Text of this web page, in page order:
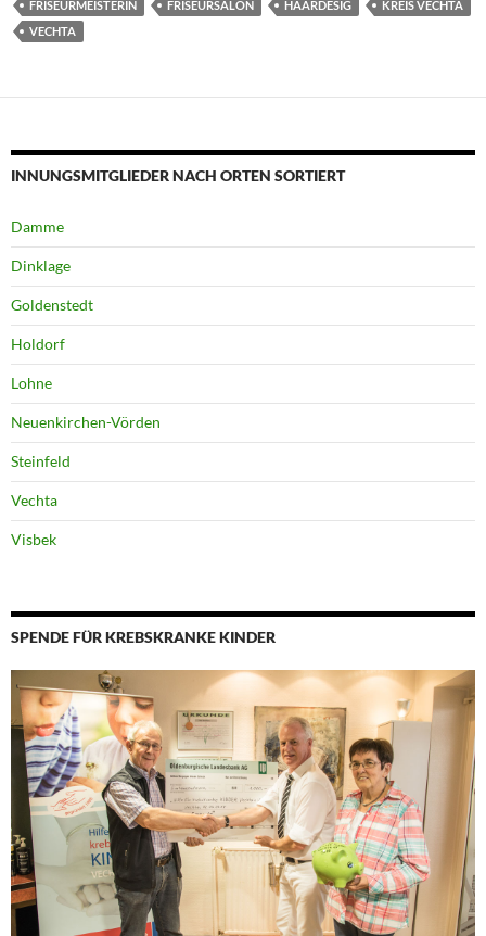
FRISEURMEISTERIN FRISEURSALON HAARDESIG
KREIS VECHTA
VECHTA
INNUNGSMITGLIEDER NACH ORTEN SORTIERT
Damme
Dinklage
Goldenstedt
Holdorf
Lohne
Neuenkirchen-Vörden
Steinfeld
Vechta
Visbek
SPENDE FÜR KREBSKRANKE KINDER